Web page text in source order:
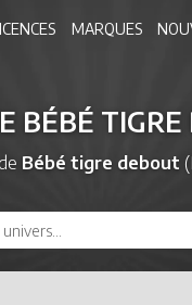
MARQUES
BÉBÉ
Bébé tigre debout